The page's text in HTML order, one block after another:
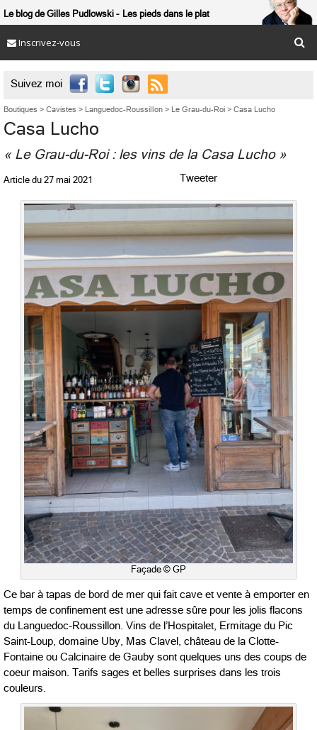
Le blog de Gilles Pudlowski Les pieds dans le plat
Inscrivez-vous
Suivez moi 
Boutiques > Cavistes > Languedoc-Roussillon > Le Grau-du-Roi > Casa Lucho
Casa Lucho
« Le Grau-du-Roi : les vins de la Casa Lucho »
Article du 27 mai 2021 Tweeter
Façade © GP
Ce bar à tapas de bord de mer qui fait cave et vente à emporter en
temps de confinement est une adresse sûre pour les jolis flacons
du Languedoc-Roussillon. Vins de l’Hospitalet, Ermitage du Pic
Saint-Loup, domaine Uby, Mas Clavel, château de la Clotte-
Fontaine ou Calcinaire de Gauby sont quelques uns des coups de
coeur maison. Tarifs sages et belles surprises dans les trois
couleurs.